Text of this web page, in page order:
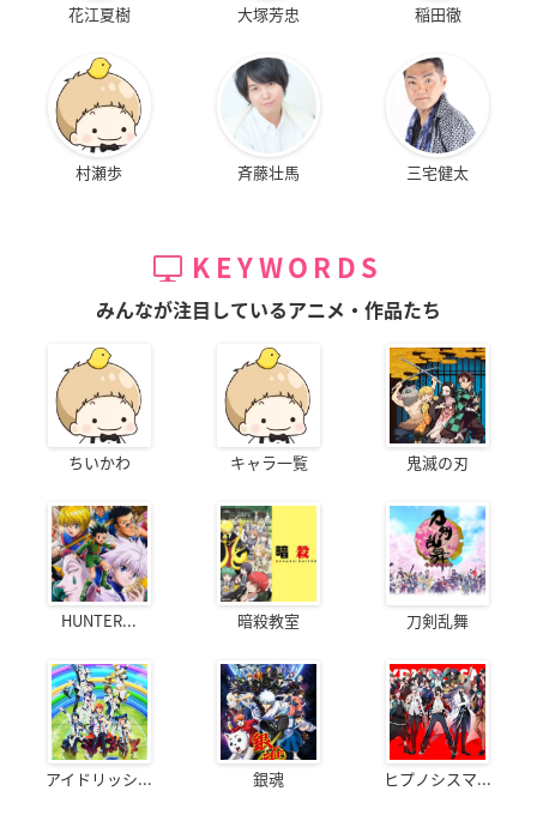
花江夏樹 大塚芳忠 稲田徹
村瀬歩 斉藤壮馬 三宅健太
KEYWORDS
みんなが注目しているアニメ・作品たち
ちいかわ キャラ一覧 鬼滅の刃
HUNTER... 暗殺教室 刀剣乱舞
アイドリッシ... 銀魂 ヒプノシスマ...